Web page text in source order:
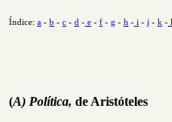
Índice: a - b - c - d - e - f - g - h - i - j - k - l
(A) Política, de Aristóteles